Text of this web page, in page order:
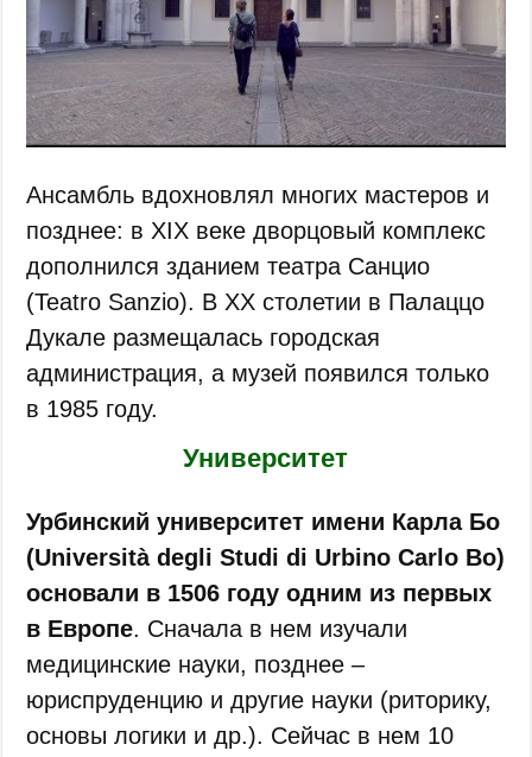
Ансамбль вдохновлял многих мастеров и
позднее: в XIX веке дворцовый комплекс
дополнился зданием театра Санцио
(Teatro Sanzio). В XX столетии в Палаццо
Дукале размещалась городская
администрация, а музей появился только
в 1985 году.
Университет
Урбинский университет имени Карла Бо
(Università degli Studi di Urbino Carlo Bo)
основали в 1506 году одним из первых
в Европе. Сначала в нем изучали
медицинские науки, позднее –
юриспруденцию и другие науки (риторику,
основы логики и др.). Сейчас в нем 10